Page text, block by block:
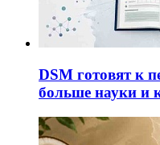
DSM готовят к
больше науки и